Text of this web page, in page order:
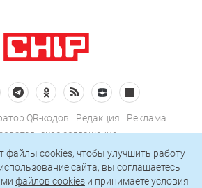
QR-кодов Редакция
Реклама
соглашение
конфиденциальности
на рассылку
файлы cookies, чтобы улучшить работу
сайта, вы соглашаетесь
файлов cookies и принимаете условия